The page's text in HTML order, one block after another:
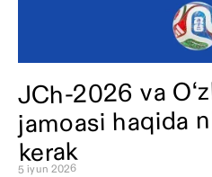
JCh-2026 va
jamoasi haqida
kerak
5 iyun 2026